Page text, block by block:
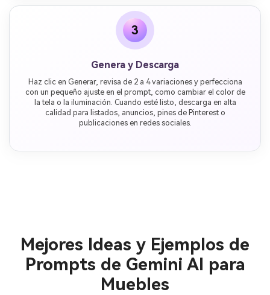
3
Genera y Descarga
Haz clic en Generar, revisa de 2 a 4 variaciones y perfecciona
con un pequeño ajuste en el prompt, como cambiar el color de
la tela o la iluminación. Cuando esté listo, descarga en alta
calidad para listados, anuncios, pines de Pinterest o
publicaciones en redes sociales.
Mejores Ideas y Ejemplos de
Prompts de Gemini AI para
Muebles